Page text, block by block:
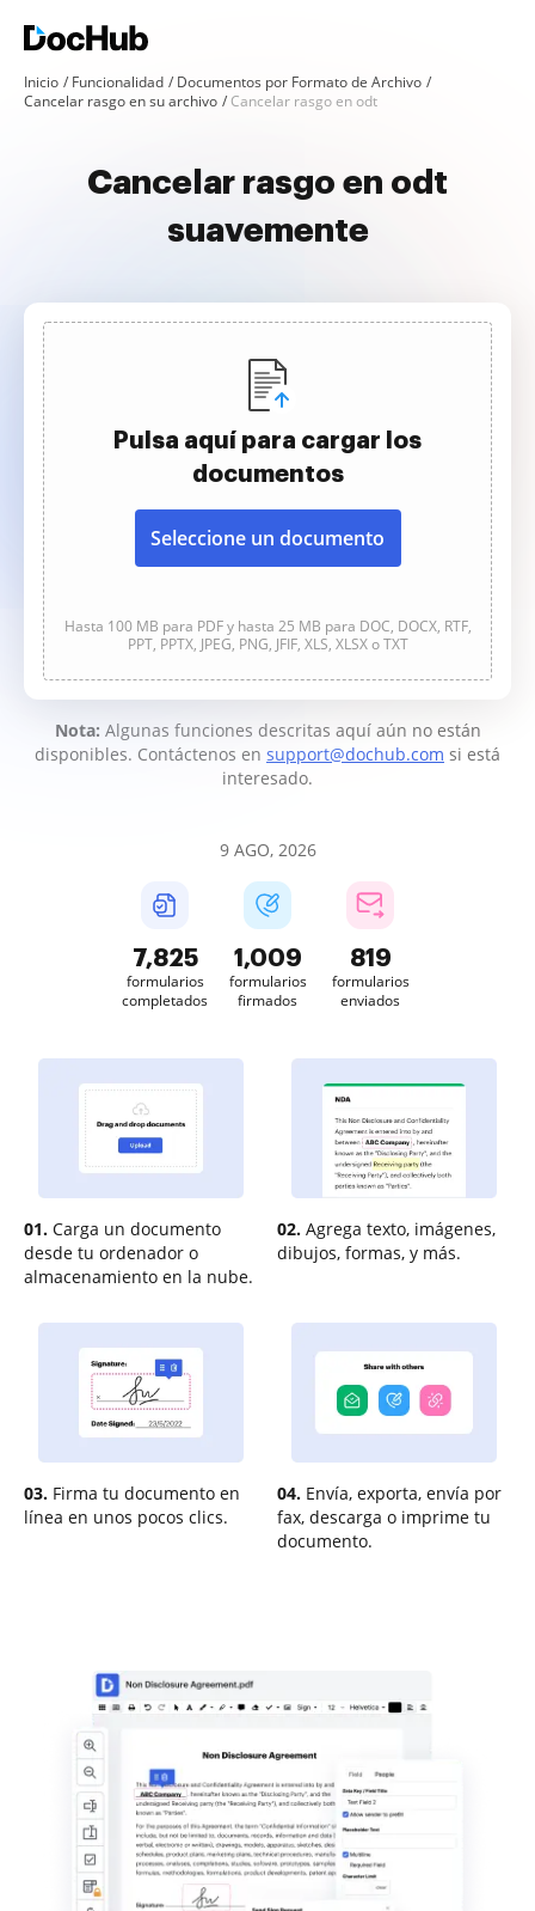
Inicio Funcionalidad
Documentos por Formato de Archivo
Cancelar rasgo en su archivo
Cancelar rasgo en odt
Cancelar rasgo en odt
suavemente
Pulsa aquí para cargar los
documentos
Seleccione un documento
Hasta 100 MB para PDF y hasta 25 MB para DOC, DOCX, RTF,
PPT, PPTX, JPEG, PNG, JFIF, XLS, XLSX o TXT
Nota: Algunas funciones descritas aquí aún no están
disponibles. Contáctenos en support@dochub.com si está
interesado.
9 AGO, 2026
7,825
formularios
completados
1,009
formularios
firmados
819
formularios
enviados
01. Carga un documento
desde tu ordenador o
almacenamiento en la nube.
02. Agrega texto, imágenes,
dibujos, formas, y más.
03. Firma tu documento en
línea en unos pocos clics.
04. Envía, exporta, envía por
fax, descarga o imprime tu
documento.